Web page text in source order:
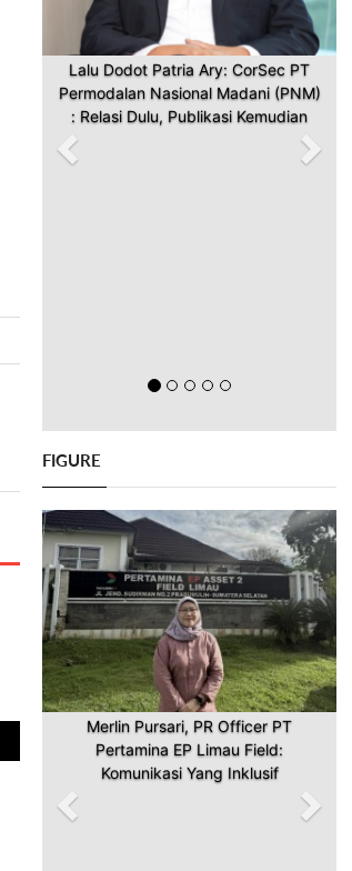
Lalu Dodot Patria Ary: CorSec PT
Permodalan Nasional Madani (PNM)
: Relasi Dulu, Publikasi Kemudian
FIGURE
Merlin Pursari, PR Officer PT
Pertamina EP Limau Field:
Komunikasi Yang Inklusif
Previous Next